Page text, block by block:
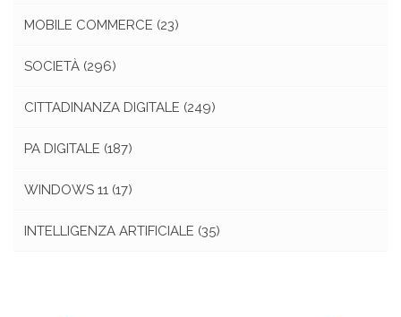
MOBILE COMMERCE (23)
SOCIETÀ (296)
CITTADINANZA DIGITALE (249)
PA DIGITALE (187)
WINDOWS 11 (17)
INTELLIGENZA ARTIFICIALE (35)